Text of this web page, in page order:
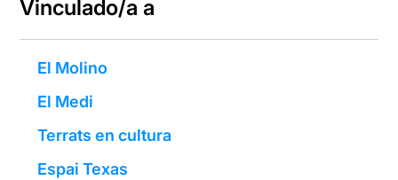
Vinculado/a a
El Molino
El Medi
Terrats en cultura
Espai Texas